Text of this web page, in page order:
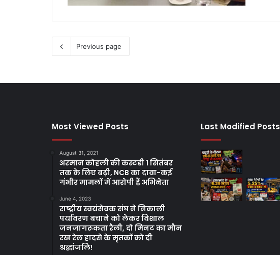
Previous page
Most Viewed Posts
August 31, 2021
अरमान कोहली की कस्टडी 1 सितंबर
तक के लिए बढ़ी, NCB का दावा-कई
गंभीर मामलों में आरोपी हैं अभिनेता
June 4, 2023
राष्ट्रीय स्वयंसेवक संघ ने निकाली
पर्यावरण बचाने को लेकर विशाल
जनजागरूकता रैली, दो मिनट का मौन
रख रेल हादसे के मृतकों को दी
श्रद्धांजलि!
Last Modified Posts